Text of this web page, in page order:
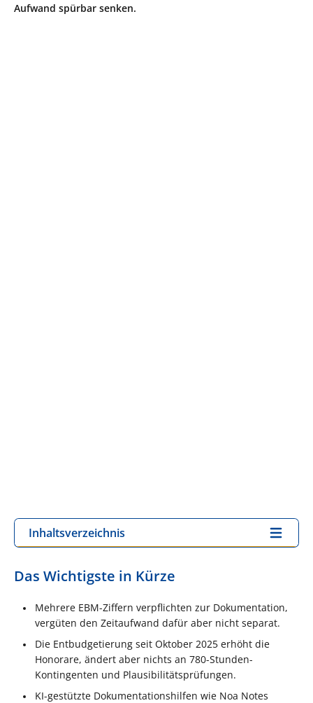
Aufwand spürbar senken.
Inhaltsverzeichnis
Das Wichtigste in Kürze
Mehrere EBM-Ziffern verpflichten zur Dokumentation,
vergüten den Zeitaufwand dafür aber nicht separat.
Die Entbudgetierung seit Oktober 2025 erhöht die
Honorare, ändert aber nichts an 780-Stunden-
Kontingenten und Plausibilitätsprüfungen.
KI-gestützte Dokumentationshilfen wie Noa Notes